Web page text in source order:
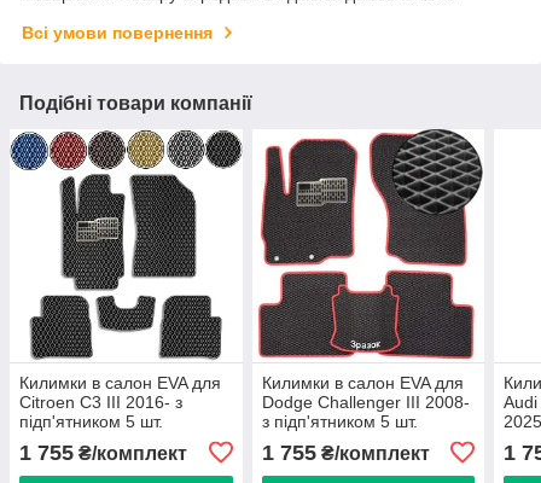
Всі умови повернення
Подібні товари компанії
Килимки в салон EVA для
Citroen C3 III 2016- з
підп'ятником 5 шт.
1 755 ₴/комплект
Килимки в салон EVA для
Dodge Challenger III 2008-
з підп'ятником 5 шт.
1 755₴/комплект 1